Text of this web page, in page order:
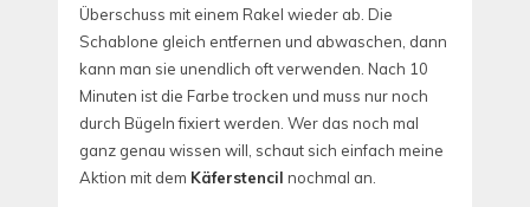
Überschuss mit einem Rakel wieder ab. Die
Schablone gleich entfernen und abwaschen, dann
kann man sie unendlich oft verwenden. Nach 10
Minuten ist die Farbe trocken und muss nur noch
durch Bügeln fixiert werden. Wer das noch mal
ganz genau wissen will, schaut sich einfach meine
Aktion mit dem Käferstencil nochmal an.